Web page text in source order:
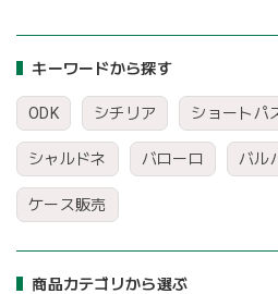
キーワードから探す
ODK シチリア ショートパ
シャルドネ バローロ バル
ケース販売
商品カテゴリから選ぶ